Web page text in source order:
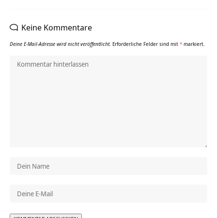
Keine Kommentare
Deine E-Mail-Adresse wird nicht veröffentlicht. Erforderliche Felder sind mit * markiert.